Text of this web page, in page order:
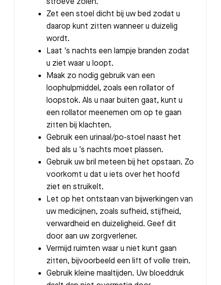
Zet een stoel dicht bij uw bed zodat u
daarop kunt zitten wanneer u duizelig
wordt.
Laat 's nachts een lampje branden zodat
u ziet waar u loopt.
Maak zo nodig gebruik van een
loophulpmiddel, zoals een rollator of
loopstok. Als u naar buiten gaat, kunt u
een rollator meenemen om op te gaan
zitten bij klachten.
Gebruik een urinaal/po-stoel naast het
bed als u 's nachts moet plassen.
Gebruik uw bril meteen bij het opstaan. Zo
voorkomt u dat u iets over het hoofd
ziet en struikelt.
Let op het ontstaan van bijwerkingen van
uw medicijnen, zoals sufheid, stijfheid,
verwardheid en duizeligheid. Geef dit
door aan uw zorgverlener.
Vermijd ruimten waar u niet kunt gaan
zitten, bijvoorbeeld een lift of volle trein.
Gebruik kleine maaltijden. Uw bloeddruk